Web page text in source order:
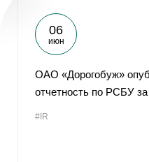
06
июн
ОАО «Дорогобуж»
отчетность по РСБУ
#IR